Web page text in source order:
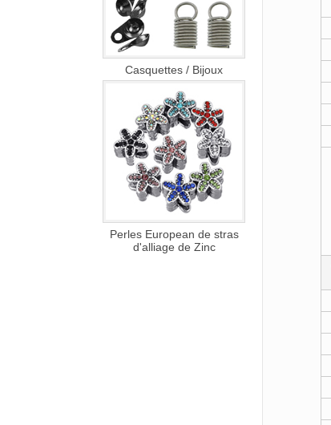
Casquettes / Bijoux
Perles European de stras
d'alliage de Zinc